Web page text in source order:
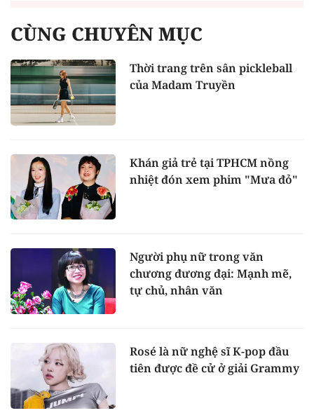
CÙNG CHUYÊN MỤC
Thời trang trên sân pickleball
của Madam Truyền
Khán giả trẻ tại TPHCM nồng
nhiệt đón xem phim "Mưa đỏ"
Người phụ nữ trong văn
chương đương đại: Mạnh mẽ,
tự chủ, nhân văn
Rosé là nữ nghệ sĩ K-pop đầu
tiên được đề cử ở giải Grammy